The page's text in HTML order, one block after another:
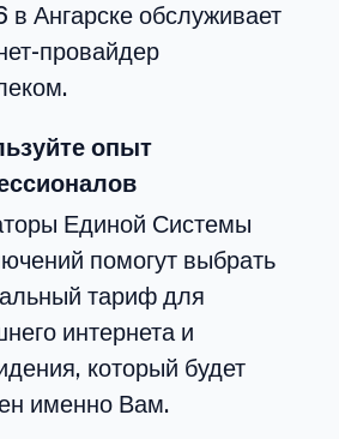
в Ангарске обслуживает
провайдер
опыт
Единой Системы
помогут выбрать
тариф для
интернета и
который будет
именно Вам.